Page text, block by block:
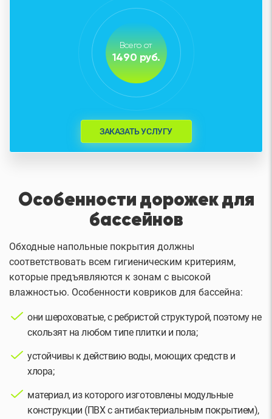
Всего от
1490 руб.
ЗАКАЗАТЬ УСЛУГУ
Особенности дорожек для
бассейнов
Обходные напольные покрытия должны
соответствовать всем гигиеническим критериям,
которые предъявляются к зонам с высокой
влажностью. Особенности ковриков для бассейна:
они шероховатые, с ребристой структурой, поэтому не
скользят на любом типе плитки и пола;
устойчивы к действию воды, моющих средств и
хлора;
материал, из которого изготовлены модульные
конструкции (ПВХ с антибактериальным покрытием),